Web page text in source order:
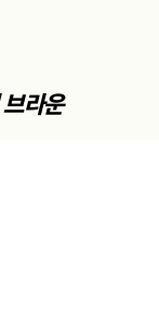
라운